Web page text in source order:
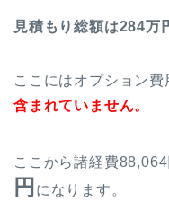
見積もり総額は284万
ここにはオプション
含まれていません。
ここから諸経費
円 になります。